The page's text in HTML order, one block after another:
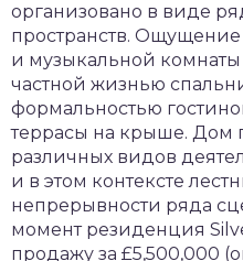
организовано в виде
пространств. Ощущение
и музыкальной
частной жизнью
формальностью
террасы на крыше. Дом
различных видов
и в этом контексте
непрерывности ряда
момент резиденция
продажу за £5,500,000